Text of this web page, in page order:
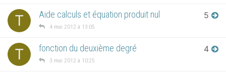
T Aide calculs et équation produit nul
4 mai 2012 à 13:05
5
T fonction du deuxième degré
3 mai 2012 à 10:25
4